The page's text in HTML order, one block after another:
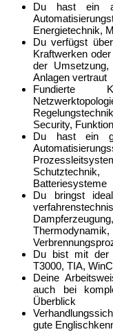
Du hast ein
Energietechnik,
Du verfügst
Kraftwerken
der
Anlagen vertraut
Fundierte
Security,
Du hast ein
Batteriesysteme
Du bringst
Du bist mit der
T3000, TIA,
Deine
auch bei
Überblick
gute